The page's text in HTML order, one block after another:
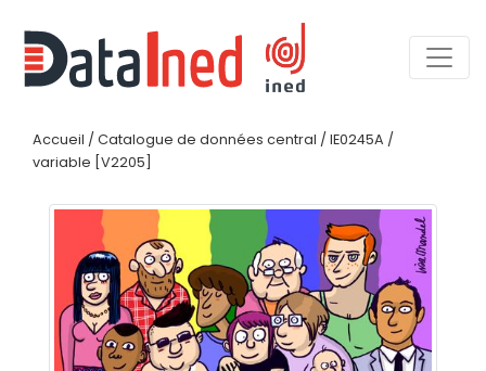
Accueil / Catalogue de données central / IE0245A /
variable [V2205]